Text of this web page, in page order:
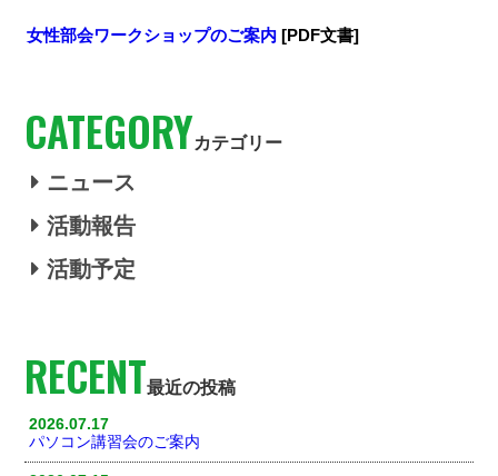
女性部会ワークショップのご案内 [PDF文書]
CATEGORYカテゴリー
ニュース
活動報告
活動予定
RECENT最近の投稿
2026.07.17
パソコン講習会のご案内